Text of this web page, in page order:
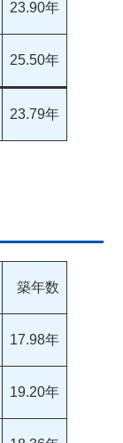
23.90年
25.50年
23.79年
築年数
17.98年
19.20年